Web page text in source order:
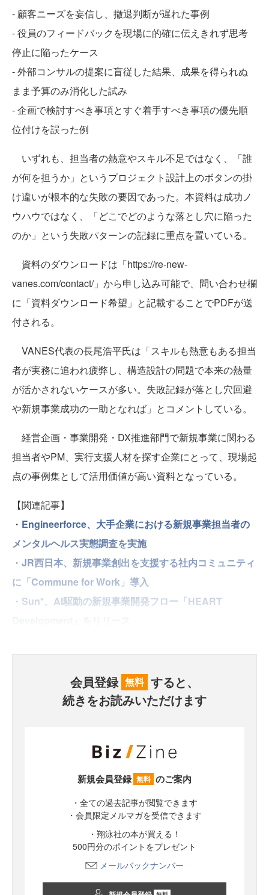
- 顧客ニーズを妄信し、撤退判断が遅れた事例
- 役員のフィードバックを現場に的確に伝えきれず思考
停止に陥ったケース
- 外部コンサルの提案に盲従した結果、成果を得られぬ
まま予算のみ消化した試み
- 企画で検討すべき事項とすぐ着手すべき事項の優先順
位付けを誤った例
いずれも、担当者の熱意やスキル不足ではなく、「誰
が何を担うか」というプロジェクト設計上のボタンの掛
け違いが根本的な失敗の要因であった。本資料は成功ノ
ウハウではなく、「どこでどのような落とし穴に陥った
のか」という失敗パターンの記録に重点を置いている。
資料のダウンロードは「https://re-new-
vanes.com/contact/」から申し込み可能で、問い合わせ欄
に「資料ダウンロード希望」と記載することでPDFが送
付される。
VANES代表の長尾浩平氏は「スキルも熱意もある担当
者が実務に追われ疲弊し、構造設計の問題で本来の熱量
が活かされないケースが多い。失敗記録が落とし穴回避
や新規事業成功の一助となれば」とコメントしている。
経営企画・事業開発・DX推進部門で新規事業に関わる
担当者やPM、実行支援人材を探す企業にとって、現場起
点の事例集として活用価値が高い資料となっている。
【関連記事】
・ Engineerforce、大手企業における新規事業担当者の
メンタルヘルス実態調査を実施
・ JR西日本、新規事業創出を支援する社内コミュニティ
に「Commune for Work」導入
・ Sun*、AI駆動の新規事業開発フロー「HEART
会員登録 無料 すると、
続きをお読みいただけます
新規会員登録 無料 のご案内
・全ての過去記事が閲覧できます
・会員限定メルマガを受信できます
・翔泳社の本が買える！
500円分のポイントをプレゼント
メールバックナンバー